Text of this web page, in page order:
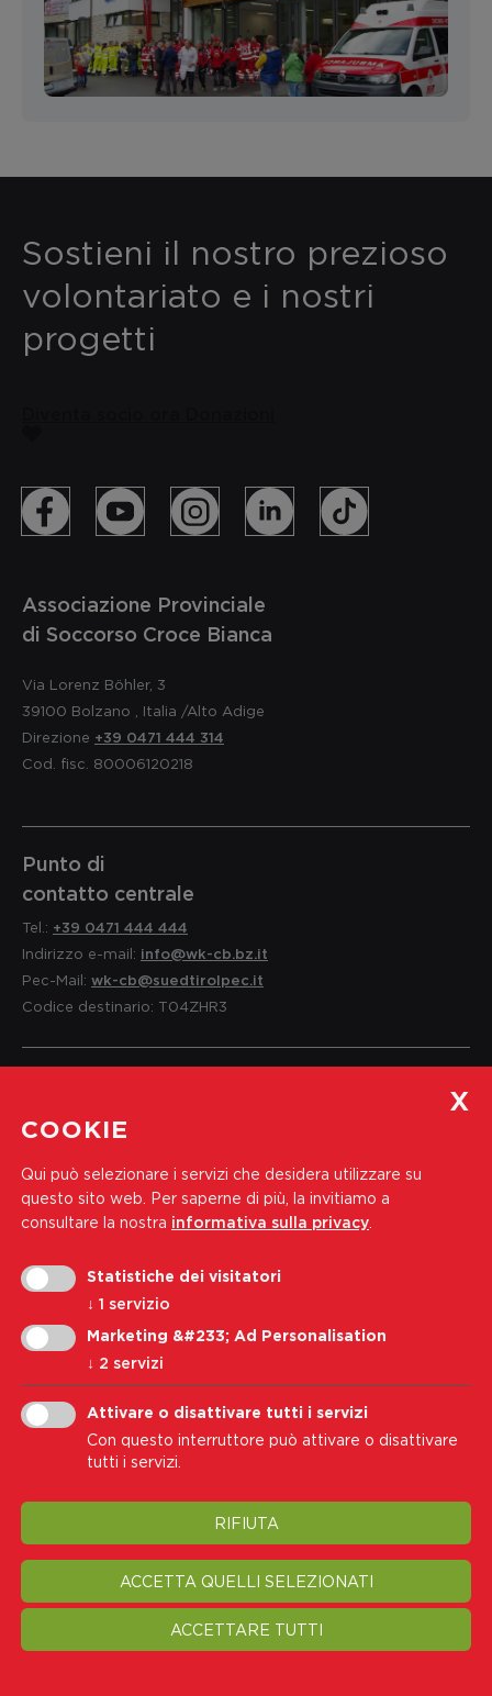
Sostieni il nostro prezioso
volontariato e i nostri
progetti
Associazione Provinciale
di Soccorso Croce Bianca
Via Lorenz Böhler, 3
39100 Bolzano Italia /Alto Adige
Direzione +39 0471 444 314
Cod. fisc. 80006120218
Punto di
contatto centrale
Tel.: +39 0471 444 444
Indirizzo e-mail: info@wk-cb.bz.it
Pec-Mail: wk-cb@suedtirolpec.it
Codice destinario: T04ZHR3
e informazioni
Tel.:
Iscriviti alla nostra newsletter
Indirizzo e-mail
Iscriviti
Accetto iInformativa sulla privacy
© 2026 Associazione Provinciale di Soccorso Croce Bianca
Cookie Policy
Modifica impostazione cookie
COOKIE
Qui può selezionare i servizi che desidera utilizzare su
questo sito web. Per saperne di più, la invitiamo a
consultare la nostra informativa sulla privacy
Statistiche dei visitatori
↓ 1 servizio
Marketing &#233; Ad Personalisation
↓ 2 servizi
Attivare o disattivare tutti i servizi
Con questo interruttore può attivare o disattivare
tutti i servizi.
RIFIUTA
ACCETTA QUELLI SELEZIONATI
ACCETTARE TUTTI